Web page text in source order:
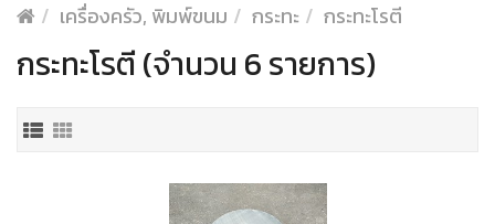
เครื่องครัว, พิมพ์ขนม กระทะ กระทะโรตี
กระทะโรตี (จำนวน 6 รายการ)